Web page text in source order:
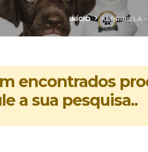
INÍCIO FERRIBIELA
encontrados
a sua pesquisa..